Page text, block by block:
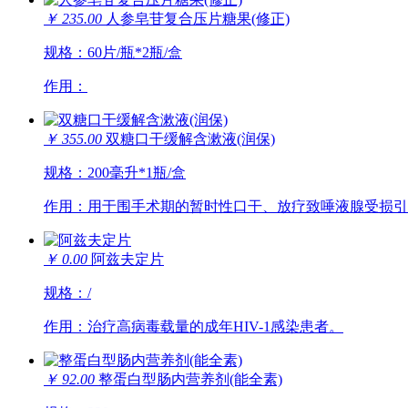
￥ 235.00 人参皂苷复合压片糖果(修正)
规格：60片/瓶*2瓶/盒
作用：
￥ 355.00 双糖口干缓解含漱液(润保)
规格：200毫升*1瓶/盒
作用：用于围手术期的暂时性口干、放疗致唾液腺受损引
￥ 0.00 阿兹夫定片
规格：/
作用：治疗高病毒载量的成年HIV-1感染患者。
￥ 92.00 整蛋白型肠内营养剂(能全素)